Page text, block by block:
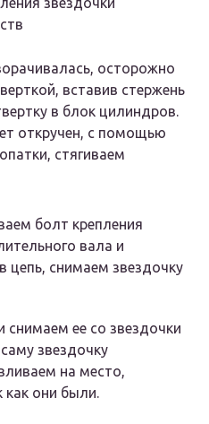
осторожно
вставив стержень
в блок цилиндров.
откручен, с помощью
стягиваем
болт крепления
вала и
цепь, снимаем звездочку
снимаем ее со звездочки
звездочку
на место,
как они были.